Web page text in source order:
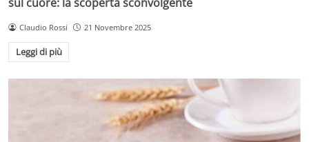
Claudio Rossi 21 Novembre 2025
Leggi di più